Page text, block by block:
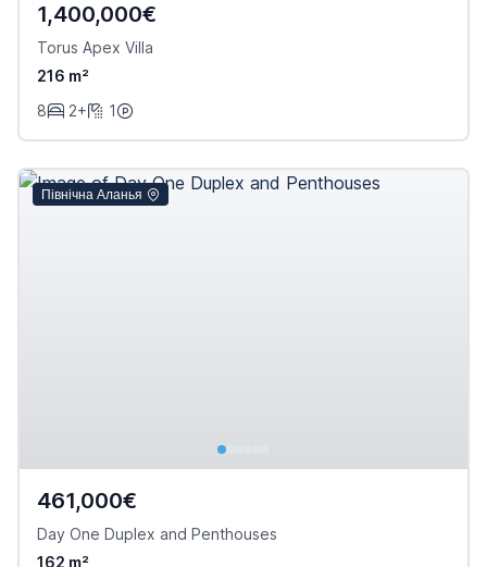
1,400,000€
Torus Apex Villa
216 m²
8
2+ 1
Північна Аланья
461,000€
Day One Duplex and Penthouses
162 m²